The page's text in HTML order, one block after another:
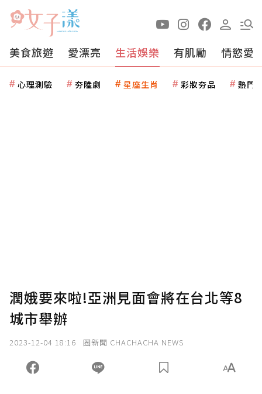
美食旅遊 愛漂亮 生活娛樂 有肌勵 情慾愛
心理測驗 夯陸劇 星座生肖 彩妝夯品 熱門
潤娥要來啦!亞洲見面會將在台北等8
城市舉辦
2023-12-04 18:16 圈新聞 CHACHACHA NEWS